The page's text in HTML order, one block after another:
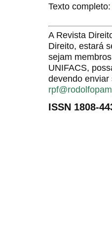
Texto completo:
A Revista
Direito, estará
sejam
UNIFACS,
devendo
ISSN 1808-